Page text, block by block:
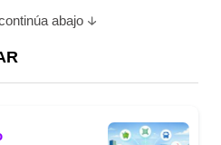
abajo